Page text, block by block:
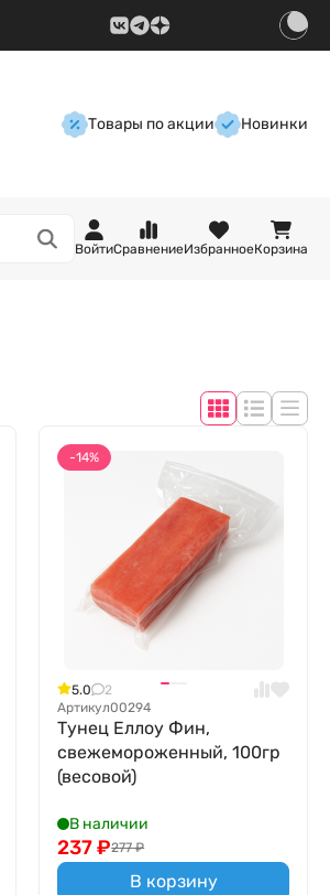
Товары по акции Новинки
ВойтиСравнениеИзбранноеКорзина
-14%
5.0
2
Артикул00294
Тунец Еллоу Фин,
свежемороженный, 100гр
(весовой)
В наличии
277 ₽
237₽
В корзину